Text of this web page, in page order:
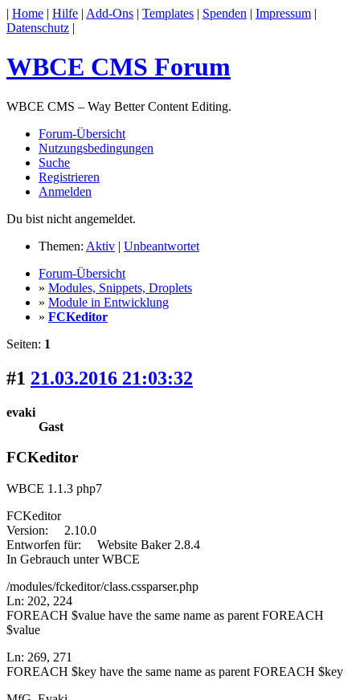
| Home | Hilfe | Add-Ons | Templates | Spenden | Impressum |
Datenschutz |
WBCE CMS Forum
WBCE CMS – Way Better Content Editing.
Forum-Übersicht
Nutzungsbedingungen
Suche
Registrieren
Anmelden
Du bist nicht angemeldet.
Themen: Aktiv | Unbeantwortet
Forum-Übersicht
» Modules, Snippets, Droplets
» Module in Entwicklung
» FCKeditor
Seiten: 1
#1 21.03.2016 21:03:32
evaki
Gast
FCKeditor
WBCE 1.1.3 php7
FCKeditor
Version: 2.10.0
Entworfen für: Website Baker 2.8.4
In Gebrauch unter WBCE
/modules/fckeditor/class.cssparser.php
Ln: 202, 224
FOREACH $value have the same name as parent FOREACH
$value
Ln: 269, 271
FOREACH $key have the same name as parent FOREACH $key